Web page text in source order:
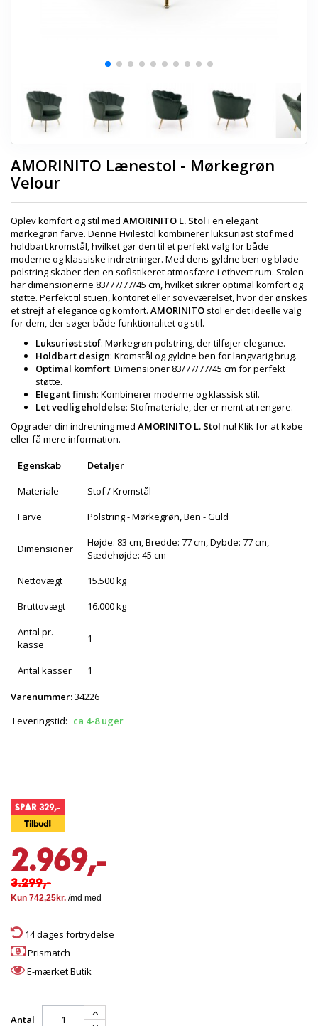
AMORINITO Lænestol - Mørkegrøn
Velour
Oplev komfort og stil med AMORINITO L. Stol i en elegant
mørkegrøn farve. Denne Hvilestol kombinerer luksuriøst stof med
holdbart kromstål, hvilket gør den til et perfekt valg for både
moderne og klassiske indretninger. Med dens gyldne ben og bløde
polstring skaber den en sofistikeret atmosfære i ethvert rum. Stolen
har dimensionerne 83/77/77/45 cm, hvilket sikrer optimal komfort og
støtte. Perfekt til stuen, kontoret eller soveværelset, hvor der ønskes
et strejf af elegance og komfort. AMORINITO stol er det ideelle valg
for dem, der søger både funktionalitet og stil.
Luksuriøst stof: Mørkegrøn polstring, der tilføjer elegance.
Holdbart design: Kromstål og gyldne ben for langvarig brug.
Optimal komfort: Dimensioner 83/77/77/45 cm for perfekt
støtte.
Elegant finish: Kombinerer moderne og klassisk stil.
Let vedligeholdelse: Stofmateriale, der er nemt at rengøre.
Opgrader din indretning med AMORINITO L. Stol nu! Klik for at købe
eller få mere information.
Egenskab
Detaljer
Materiale
Stof / Kromstål
Farve
Polstring - Mørkegrøn, Ben - Guld
Dimensioner
Højde: 83 cm, Bredde: 77 cm, Dybde: 77 cm,
Sædehøjde: 45 cm
Nettovægt
15.500 kg
Bruttovægt
16.000 kg
Antal pr.
kasse
1
Antal kasser 1
Varenummer:34226
Leveringstid: ca 4-8 uger
SPAR 329,-
Tilbud!
2.969,-
3.299,-
14 dages fortrydelse
Prismatch
E-mærket Butik
Antal